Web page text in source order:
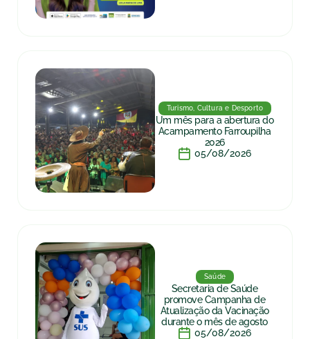
Turismo, Cultura e Desporto
Um mês para a abertura do
Acampamento Farroupilha
2026
05/08/2026
Saúde
Secretaria de Saúde
promove Campanha de
Atualização da Vacinação
durante o mês de agosto
05/08/2026